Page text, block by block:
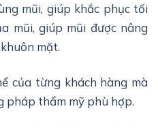
mũi, giúp khắc phục tối
mũi, giúp mũi được nâng
mặt.
của từng khách hàng mà
pháp thẩm mỹ phù hợp.